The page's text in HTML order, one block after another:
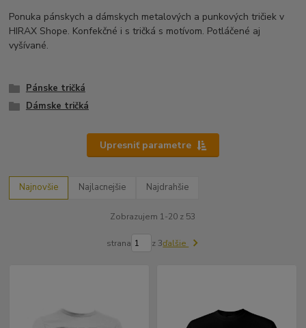
Ponuka pánskych a dámskych metalových a punkových tričiek v
HIRAX Shope. Konfekčné i s tričká s motívom. Potláčené aj
vyšívané.
Pánske tričká
Dámske tričká
Upresniť parametre
Najnovšie Najlacnejšie Najdrahšie
Zobrazujem 1-20 z 53
strana z 3ďalšie